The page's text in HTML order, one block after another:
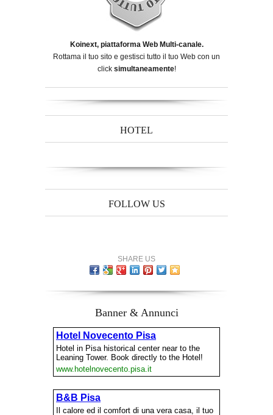
Koinext, piattaforma Web Multi-canale.
Rottama il tuo sito e gestisci tutto il tuo Web con un
click simultaneamente!
HOTEL
FOLLOW US
SHARE US
Banner & Annunci